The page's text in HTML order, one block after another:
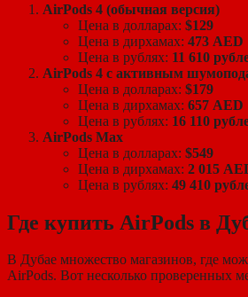
AirPods 4 (обычная версия)
Цена в долларах: $129
Цена в дирхамах: 473 AED
Цена в рублях: 11 610
AirPods 4 с активным
Цена в долларах: $179
Цена в дирхамах: 657 AED
Цена в рублях: 16 110
AirPods Max
Цена в долларах: $549
Цена в дирхамах: 2 015
Цена в рублях: 49 410
Где купить AirPods в
В Дубае множество магазинов, где
AirPods. Вот несколько проверенных